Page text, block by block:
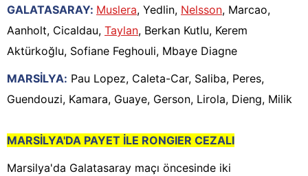
GALATASARAY: Muslera, Yedlin, Nelsson, Marcao,
Aanholt, Cicaldau, Taylan, Berkan Kutlu, Kerem
Aktürkoğlu, Sofiane Feghouli, Mbaye Diagne
MARSİLYA: Pau Lopez, Caleta-Car, Saliba, Peres,
Guendouzi, Kamara, Guaye, Gerson, Lirola, Dieng, Milik
MARSİLYA'DA PAYET İLE RONGIER CEZALI
Marsilya'da Galatasaray maçı öncesinde iki